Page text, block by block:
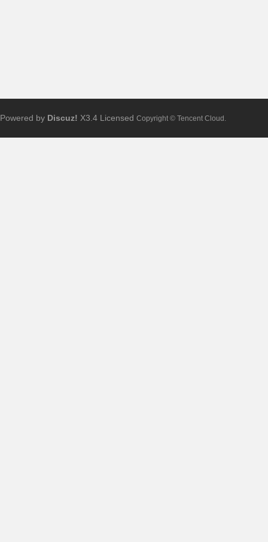
Powered by Discuz! X3.4 Licensed Copyright © Tencent Cloud.